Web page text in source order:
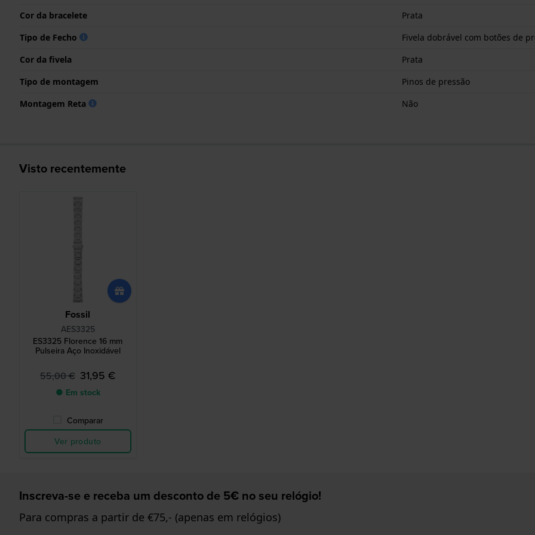
Cor da bracelete
Prata
Tipo de Fecho
Fivela dobrável com botões de
Cor da fivela
Prata
Tipo de montagem
Pinos de pressão
Montagem Reta
Não
Visto recentemente
Fossil
AES3325
ES3325 Florence 16 mm
Pulseira Aço Inoxidável
55,00 € 31,95 €
● Em stock
Comparar
Ver produto
Inscreva-se e receba um desconto de 5€ no seu relógio!
Para compras a partir de €75,- (apenas em relógios)